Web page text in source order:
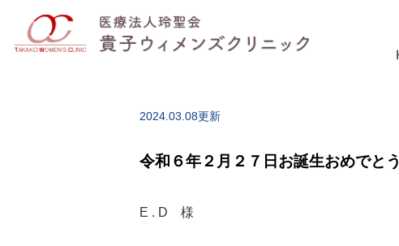
2024.03.08更新
令和６年２月２７日お誕生おめでとう
E . D 様